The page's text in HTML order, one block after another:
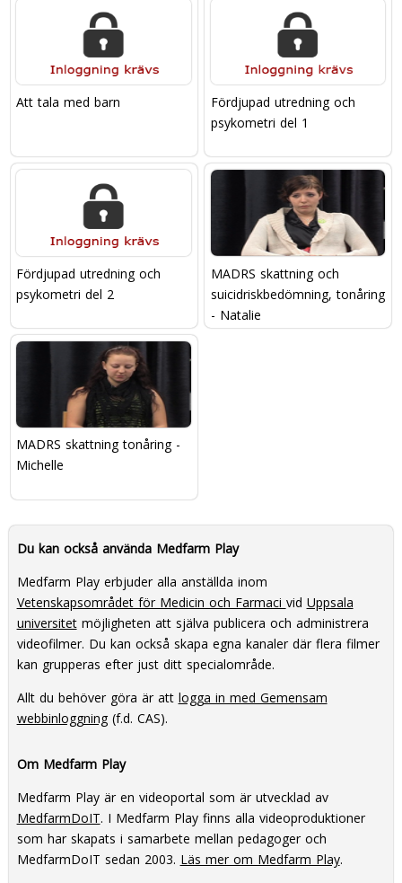
Att tala med barn
Fördjupad utredning och
psykometri del 1
Fördjupad utredning och
psykometri del 2
MADRS skattning och
suicidriskbedömning, tonåring
- Natalie
MADRS skattning tonåring -
Michelle
Du kan också använda Medfarm Play
Medfarm Play erbjuder alla anställda inom
Vetenskapsområdet för Medicin och Farmaci vid Uppsala
universitetmöjligheten att själva publicera och administrera
videofilmer. Du kan också skapa egna kanaler där flera filmer
kan grupperas efter just ditt specialområde.
Allt du behöver göra är att logga in med Gemensam
webbinloggning(f.d. CAS).
Om Medfarm Play
Medfarm Play är en videoportal som är utvecklad av
MedfarmDoIT. I Medfarm Play finns alla videoproduktioner
som har skapats i samarbete mellan pedagoger och
MedfarmDoIT sedan 2003. Läs mer om Medfarm Play.